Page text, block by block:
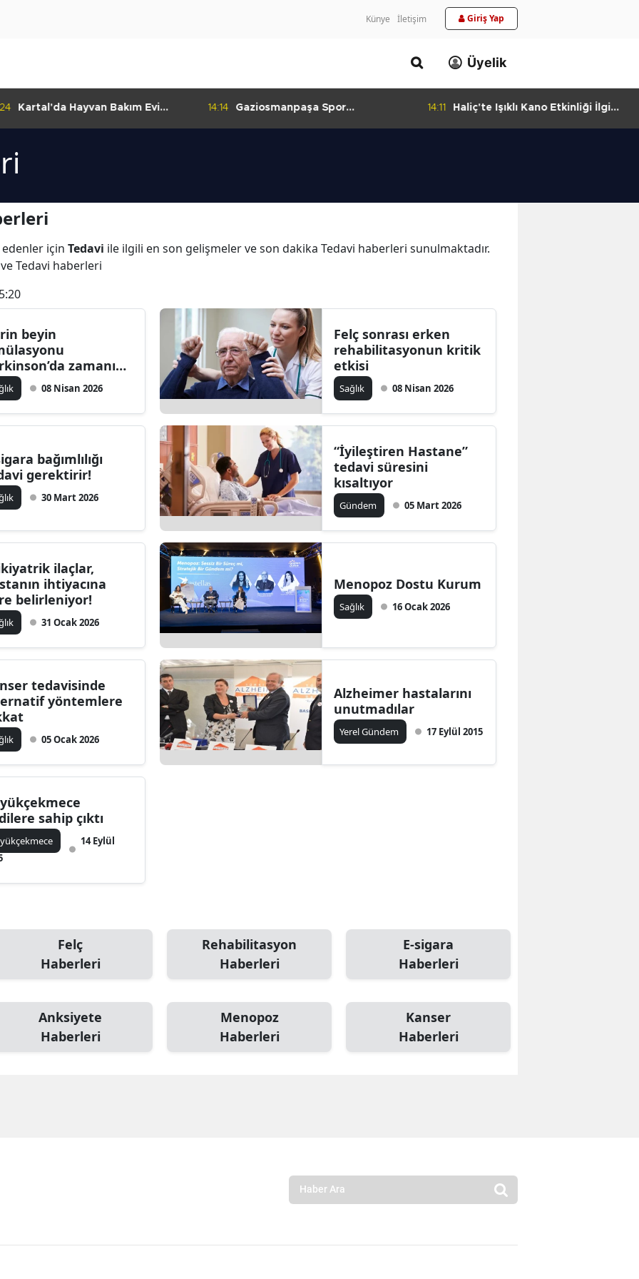
Künye İletişim Giriş Yap
Üyelik
Kartal'da Hayvan Bakım Evi
14:14
Gaziosmanpaşa Spor
14:11
Haliç'te Işıklı Kano Etkinliği İlgi
için Tedavi ile ilgili en son gelişmeler ve son dakika Tedavi haberleri sunulmaktadır.
Tedavi haberleri
beyin
zamanı
sarabilir
08 Nisan 2026
Felç sonrası erken
rehabilitasyonun kritik
etkisi
Sağlık 08 Nisan 2026
bağımlılığı
gerektirir!
30 Mart 2026
“İyileştiren Hastane”
tedavi süresini
kısaltıyor
Gündem 05 Mart 2026
ilaçlar,
ihtiyacına
belirleniyor!
31 Ocak 2026
Menopoz Dostu Kurum
Sağlık 16 Ocak 2026
tedavisinde
yöntemlere
05 Ocak 2026
Alzheimer hastalarını
unutmadılar
Yerel Gündem 17 Eylül 2015
sahip çıktı
14 Eylül
Felç
Haberleri
Rehabilitasyon
Haberleri
E-sigara
Haberleri
Anksiyete
Haberleri
Menopoz
Haberleri
Kanser
Haberleri